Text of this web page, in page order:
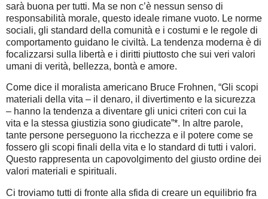
sarà buona per tutti. Ma se non c’è nessun senso di
responsabilità morale, questo ideale rimane vuoto. Le norme
sociali, gli standard della comunità e i costumi e le regole di
comportamento guidano le civiltà. La tendenza moderna è di
focalizzarsi sulla libertà e i diritti piuttosto che sui veri valori
umani di verità, bellezza, bontà e amore.
Come dice il moralista americano Bruce Frohnen, “Gli scopi
materiali della vita – il denaro, il divertimento e la sicurezza
– hanno la tendenza a diventare gli unici criteri con cui la
vita e la stessa giustizia sono giudicate”*. In altre parole,
tante persone perseguono la ricchezza e il potere come se
fossero gli scopi finali della vita e lo standard di tutti i valori.
Questo rappresenta un capovolgimento del giusto ordine dei
valori materiali e spirituali.
Ci troviamo tutti di fronte alla sfida di creare un equilibrio fra